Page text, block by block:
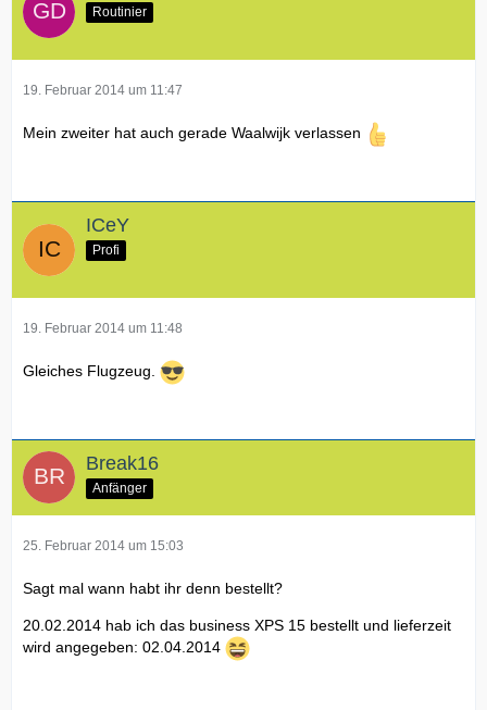
Routinier
19. Februar 2014 um 11:47
Mein zweiter hat auch gerade Waalwijk verlassen
ICeY
Profi
19. Februar 2014 um 11:48
Gleiches Flugzeug.
Break16
Anfänger
25. Februar 2014 um 15:03
Sagt mal wann habt ihr denn bestellt?
20.02.2014 hab ich das business XPS 15 bestellt und lieferzeit
wird angegeben: 02.04.2014